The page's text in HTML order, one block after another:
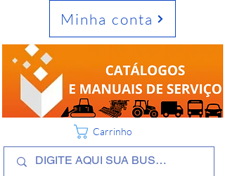
Minha conta
Carrinho